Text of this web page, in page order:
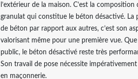
l’extérieur de la maison. C’est la composition
granulat qui constitue le béton désactivé. La
de béton par rapport aux autres, c’est son
valorisant même pour une première vue.
public, le béton désactivé reste très
Son travail de pose nécessite
en maçonnerie.